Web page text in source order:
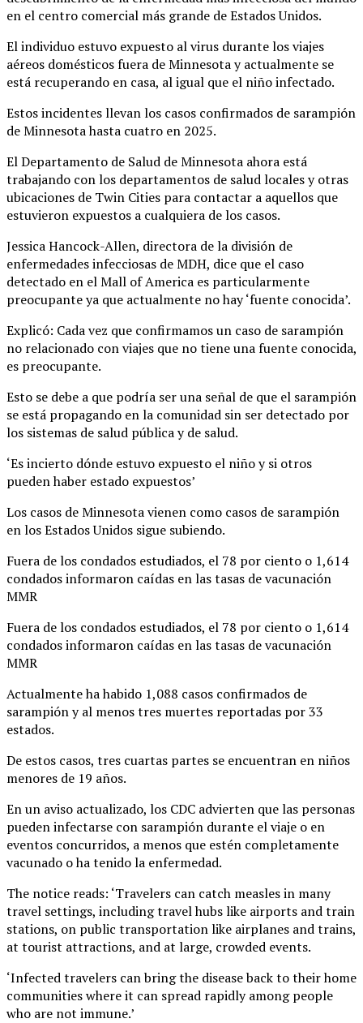
en el centro comercial más grande de Estados Unidos.
El individuo estuvo expuesto al virus durante los viajes
aéreos domésticos fuera de Minnesota y actualmente se
está recuperando en casa, al igual que el niño infectado.
Estos incidentes llevan los casos confirmados de sarampión
de Minnesota hasta cuatro en 2025.
El Departamento de Salud de Minnesota ahora está
trabajando con los departamentos de salud locales y otras
ubicaciones de Twin Cities para contactar a aquellos que
estuvieron expuestos a cualquiera de los casos.
Jessica Hancock-Allen, directora de la división de
enfermedades infecciosas de MDH, dice que el caso
detectado en el Mall of America es particularmente
preocupante ya que actualmente no hay ‘fuente conocida’.
Explicó: Cada vez que confirmamos un caso de sarampión
no relacionado con viajes que no tiene una fuente conocida,
es preocupante.
Esto se debe a que podría ser una señal de que el sarampión
se está propagando en la comunidad sin ser detectado por
los sistemas de salud pública y de salud.
‘Es incierto dónde estuvo expuesto el niño y si otros
pueden haber estado expuestos’
Los casos de Minnesota vienen como casos de sarampión
en los Estados Unidos sigue subiendo.
Fuera de los condados estudiados, el 78 por ciento o 1,614
condados informaron caídas en las tasas de vacunación
MMR
Fuera de los condados estudiados, el 78 por ciento o 1,614
condados informaron caídas en las tasas de vacunación
MMR
Actualmente ha habido 1,088 casos confirmados de
sarampión y al menos tres muertes reportadas por 33
estados.
De estos casos, tres cuartas partes se encuentran en niños
menores de 19 años.
En un aviso actualizado, los CDC advierten que las personas
pueden infectarse con sarampión durante el viaje o en
eventos concurridos, a menos que estén completamente
vacunado o ha tenido la enfermedad.
The notice reads: ‘Travelers can catch measles in many
travel settings, including travel hubs like airports and train
stations, on public transportation like airplanes and trains,
at tourist attractions, and at large, crowded events.
‘Infected travelers can bring the disease back to their home
communities where it can spread rapidly among people
who are not immune.’